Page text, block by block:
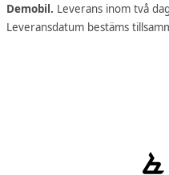
Demobil. Leverans inom två
Leveransdatum bestäms